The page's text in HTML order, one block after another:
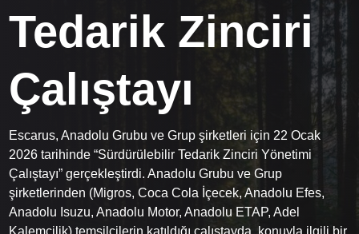
Tedarik Zinciri
Çalıştayı
Escarus, Anadolu Grubu ve Grup şirketleri için 22 Ocak
2026 tarihinde “Sürdürülebilir Tedarik Zinciri Yönetimi
Çalıştayı” gerçekleştirdi. Anadolu Grubu ve Grup
şirketlerinden (Migros, Coca Cola İçecek, Anadolu Efes,
Anadolu Isuzu, Anadolu Motor, Anadolu ETAP, Adel
Kalemcilik) temsilcilerin katıldığı çalıştayda, konuyla ilgili bir